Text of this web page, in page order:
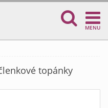
MENU
topánky